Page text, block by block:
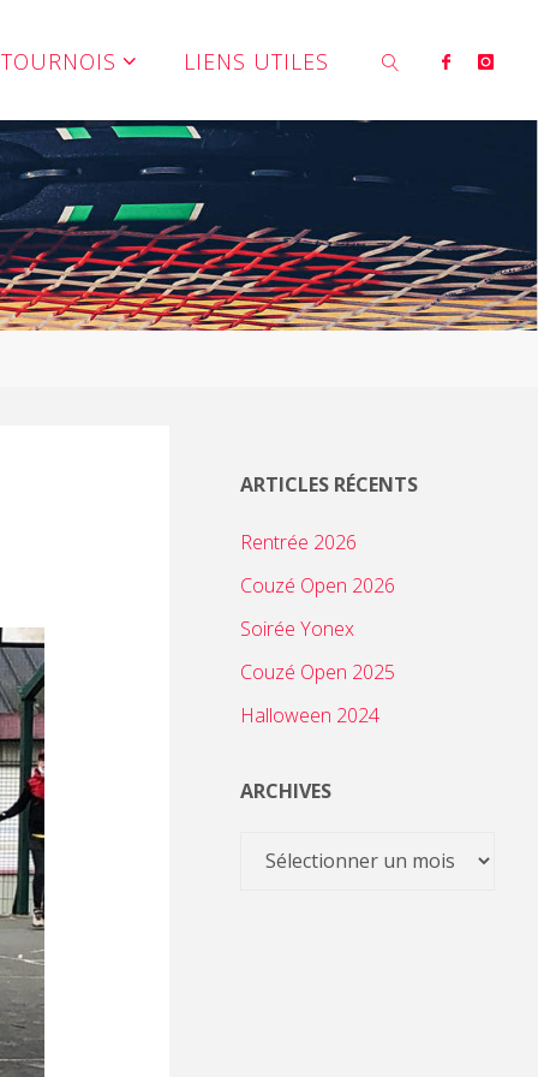
TOURNOIS LIENS UTILES
SEARCH
ARTICLES RÉCENTS
Rentrée 2026
Couzé Open 2026
Soirée Yonex
Couzé Open 2025
Halloween 2024
ARCHIVES
Archives